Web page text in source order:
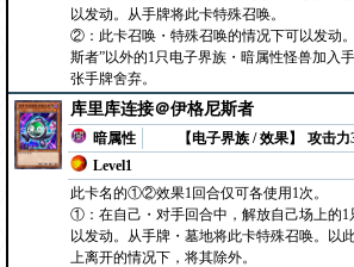
以发动。从手牌将此卡特殊召唤。
②：此卡召唤・特殊召唤的情况下可以发动
斯者”以外的1只电子界族・暗属性怪兽加入
张手牌舍弃。
库里库连接＠伊格尼斯者
暗属性
【电子界族 / 效果】
Level1
攻击力
此卡名的①②效果1回合仅可各使用1次。
①：在自己・对手回合中，解放自己场上的1
以发动。从手牌・墓地将此卡特殊召唤。以
上离开的情况下，将其除外。